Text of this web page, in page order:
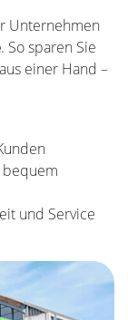
Unternehmen
. So sparen Sie
einer Hand –
bequem
und Service